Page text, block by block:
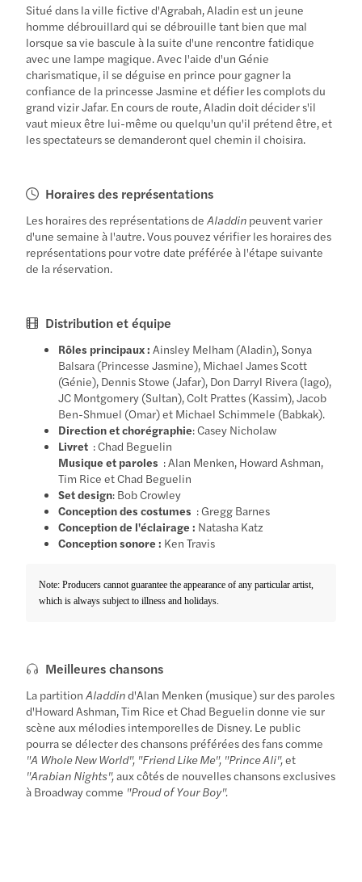
Situé dans la ville fictive d'Agrabah, Aladin est un jeune
homme débrouillard qui se débrouille tant bien que mal
lorsque sa vie bascule à la suite d'une rencontre fatidique
avec une lampe magique. Avec l'aide d'un Génie
charismatique, il se déguise en prince pour gagner la
confiance de la princesse Jasmine et défier les complots du
grand vizir Jafar. En cours de route, Aladin doit décider s'il
vaut mieux être lui-même ou quelqu'un qu'il prétend être, et
les spectateurs se demanderont quel chemin il choisira.
Horaires des représentations
Les horaires des représentations deAladdin peuvent varier
d'une semaine à l'autre. Vous pouvez vérifier les horaires des
représentations pour votre date préférée à l'étape suivante
de la réservation.
Distribution et équipe
Rôles principaux : Ainsley Melham (Aladin), Sonya
Balsara (Princesse Jasmine), Michael James Scott
(Génie), Dennis Stowe (Jafar), Don Darryl Rivera (Iago),
JC Montgomery (Sultan), Colt Prattes (Kassim), Jacob
Ben-Shmuel (Omar) et Michael Schimmele (Babkak).
Direction et chorégraphie: Casey Nicholaw
Livret : Chad Beguelin
Musique et paroles : Alan Menken, Howard Ashman,
Tim Rice et Chad Beguelin
Set design: Bob Crowley
Conception des costumes : Gregg Barnes
Conception de l'éclairage : Natasha Katz
Conception sonore : Ken Travis
Note: Producers cannot guarantee the appearance of any particular artist,
which is always subject to illness and holidays.
Meilleures chansons
La partitionAladdind'Alan Menken (musique) sur des paroles
d'Howard Ashman, Tim Rice et Chad Beguelin donne vie sur
scène aux mélodies intemporelles de Disney. Le public
pourra se délecter des chansons préférées des fans comme
"A Whole New World", "Friend Like Me", "Prince Ali",et
"Arabian Nights",aux côtés de nouvelles chansons exclusives
à Broadway comme "Proud of Your Boy".